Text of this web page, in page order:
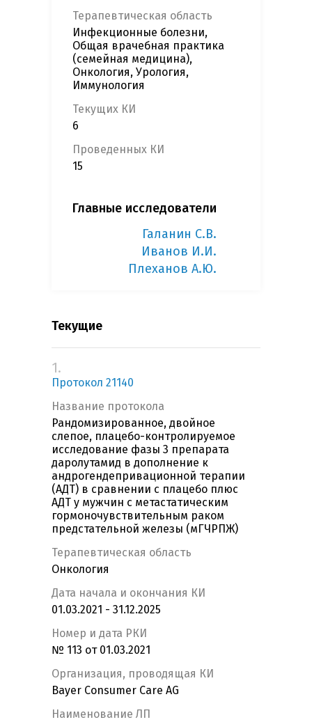
Терапевтическая область
Инфекционные болезни,
Общая врачебная практика
(семейная медицина),
Онкология, Урология,
Иммунология
Текущих КИ
6
Проведенных КИ
15
Главные исследователи
Галанин С.В.
Иванов И.И.
Плеханов А.Ю.
Текущие
1.
Протокол 21140
Название протокола
Рандомизированное, двойное
слепое, плацебо-контролируемое
исследование фазы 3 препарата
даролутамид в дополнение к
андрогендепривационной терапии
(АДТ) в сравнении с плацебо плюс
АДТ у мужчин с метастатическим
гормоночувствительным раком
предстательной железы (мГЧРПЖ)
Терапевтическая область
Онкология
Дата начала и окончания КИ
01.03.2021 - 31.12.2025
Номер и дата РКИ
№ 113 от 01.03.2021
Организация, проводящая КИ
Bayer Consumer Care AG
Наименование ЛП